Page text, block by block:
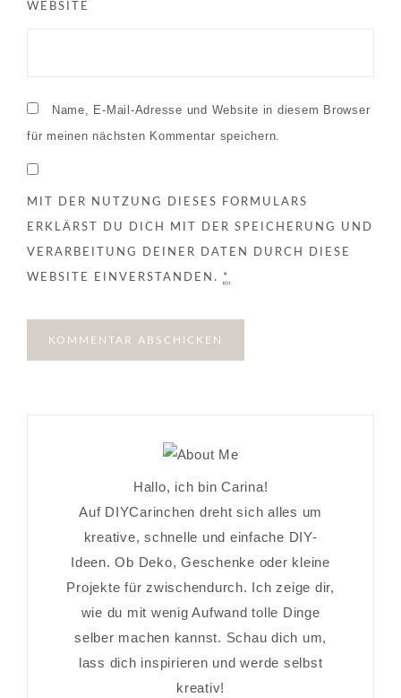
WEBSITE
Name, E-Mail-Adresse und Website in diesem Browser
für meinen nächsten Kommentar speichern.
MIT DER NUTZUNG DIESES FORMULARS
ERKLÄRST DU DICH MIT DER SPEICHERUNG UND
VERARBEITUNG DEINER DATEN DURCH DIESE
WEBSITE EINVERSTANDEN. *
Hallo, ich bin Carina!
Auf DIYCarinchen dreht sich alles um
kreative, schnelle und einfache DIY-
Ideen. Ob Deko, Geschenke oder kleine
Projekte für zwischendurch. Ich zeige dir,
wie du mit wenig Aufwand tolle Dinge
selber machen kannst. Schau dich um,
lass dich inspirieren und werde selbst
kreativ!